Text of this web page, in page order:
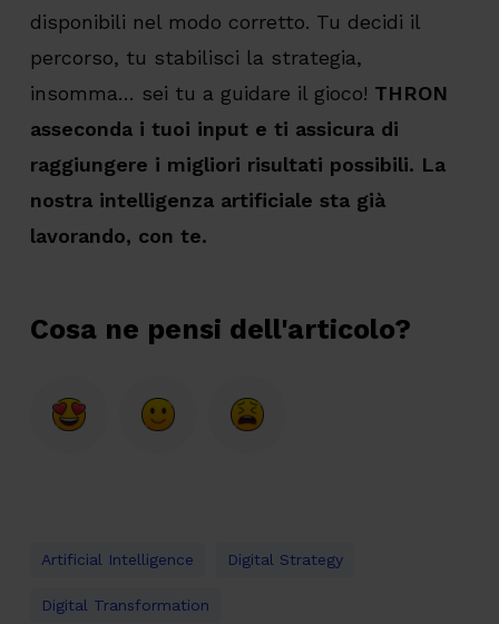
disponibili nel modo corretto. Tu decidi il
percorso, tu stabilisci la strategia,
insomma… sei tu a guidare il gioco! THRON
asseconda i tuoi input e ti assicura di
raggiungere i migliori risultati possibili. La
nostra intelligenza artificiale sta già
lavorando, con te.
Cosa ne pensi dell'articolo?
Artificial Intelligence Digital Strategy
Digital Transformation